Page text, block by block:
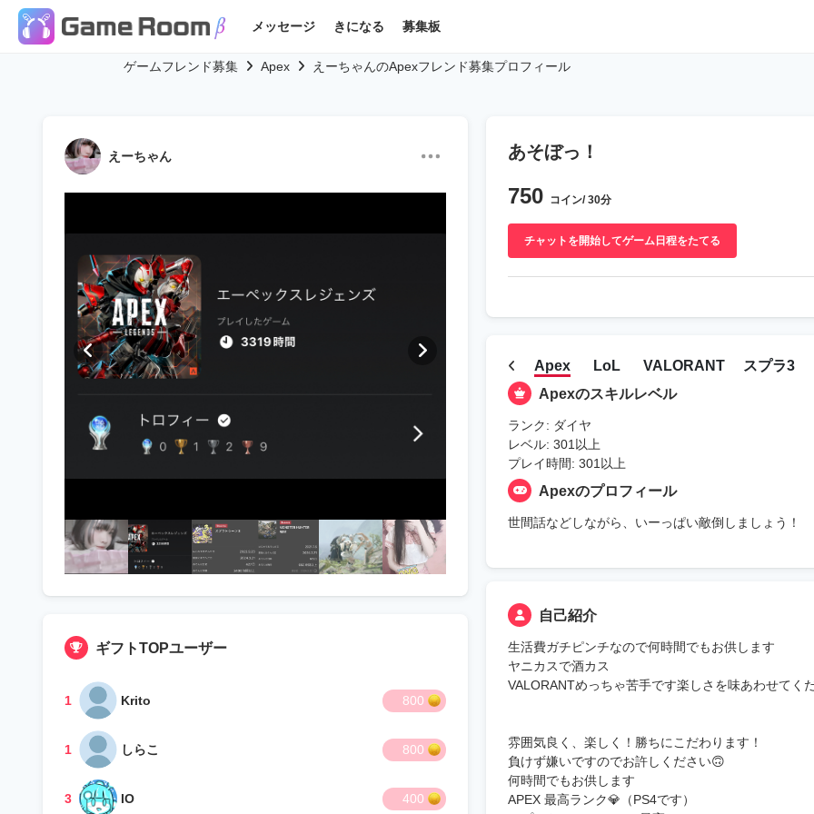
メッセージ きになる 募集板
ゲームフレンド募集 Apex えーちゃんのApexフレンド募集プロフィール
えーちゃん
ギフトTOPユーザー
1 Krito 800
1 しらこ 800
3 IO 400
あそぼっ！
750 コイン/ 30分
チャットを開始してゲーム日程をたてる
Apex LoL VALORANT
スプラ3
Apexのスキルレベル
ランク: ダイヤ
レベル: 301以上
プレイ時間: 301以上
Apexのプロフィール
世間話などしながら、いーっぱい敵倒しましょう！
自己紹介
生活費ガチピンチなので何時間でもお供します
ヤニカスで酒カス
VALORANTめっちゃ苦手です楽しさを味あわせてく
雰囲気良く、楽しく！勝ちにこだわります！
負けず嫌いですのでお許しください🙃
何時間でもお供します
APEX 最高ランク💎（PS4です）